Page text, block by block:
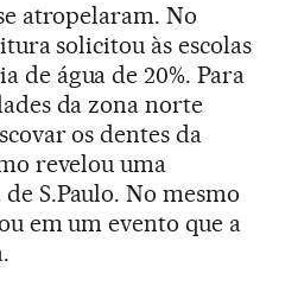
atropelaram. No
solicitou às escolas
de água de 20%. Para
da zona norte
os dentes da
revelou uma
S.Paulo. No mesmo
em um evento que a